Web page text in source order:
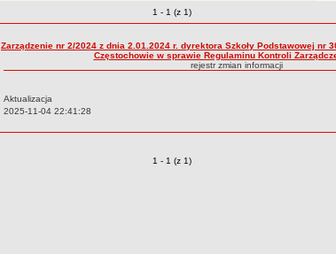
Zmiany o pozycjach
1 - 1 (z 1)
Zarządzenie nr 2/2024 z dnia 2.01.2024 r. dyrektora Szkoły Podstawowej nr
Częstochowie w sprawie Regulaminu Kontroli
rejestr zmian informacji
Aktualizacja
Data:
2025-11-04 22:41:28
Zmiany o pozycjach
1 - 1 (z 1)